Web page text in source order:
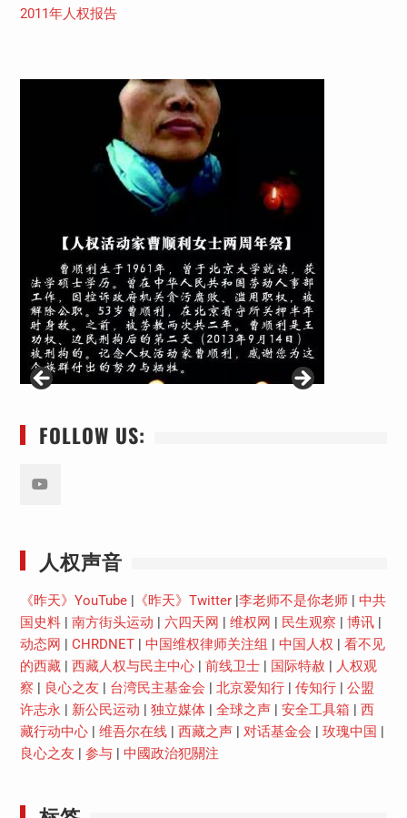
2011年人权报告
FOLLOW US:
人权声音
《昨天》YouTube| 《昨天》Twitter|李老师不是你老师| 中共
国史料| 南方街头运动 | 六四天网 | 维权网 | 民生观察 | 博讯|
动态网 | CHRDNET| 中国维权律师关注组 | 中国人权 | 看不见
的西藏| 西藏人权与民主中心| 前线卫士| 国际特赦 | 人权观
察 | 良心之友 | 台湾民主基金会 | 北京爱知行| 传知行| 公盟
许志永 | 新公民运动 | 独立媒体| 全球之声| 安全工具箱 | 西
藏行动中心| 维吾尔在线| 西藏之声| 对话基金会 | 玫瑰中国 |
良心之友 | 参与| 中國政治犯關注